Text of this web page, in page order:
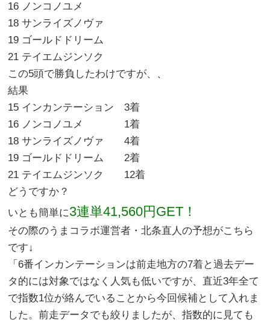
16 ノンコノユメ
18 サンライズノヴァ
19 ゴールドドリーム
21 テイエムジンソク
この5頭で勝負したわけですが、、
結果
15 インカンテーション 3着
16 ノンコノユメ 1着
18 サンライズノヴァ 4着
19 ゴールドドリーム 2着
21 テイエムジンソク 12着
どうですか？
いとも簡単に3連単41,560円GET！
その際のうまコラボ運営者・北条直人の予想がこちら
です↓
「6番インカンテーションは前走地方の7着と過去デー
タ的には対象ではなく人気も低いですが、直近3年全て
で指数1位が絡んでいることから今回候補として入れま
した。前走データでも絞りましたが、指数的に見ても